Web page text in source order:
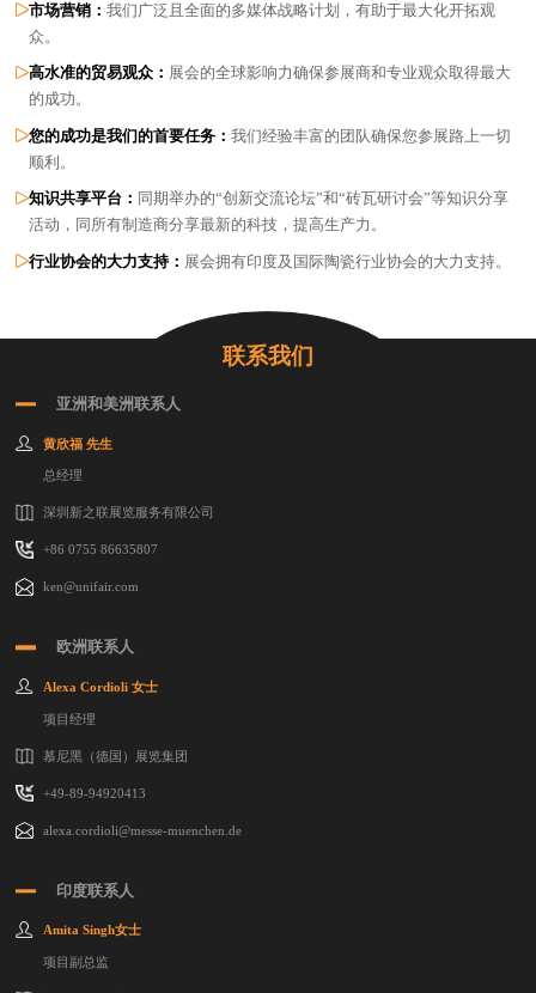
市场营销： 我们广泛且全面的多媒体战略计划，有助于最大化开拓观
众。
高水准的贸易观众： 展会的全球影响力确保参展商和专业观众取得最大
的成功。
您的成功是我们的首要任务： 我们经验丰富的团队确保您参展路上一切
顺利。
知识共享平台： 同期举办的“创新交流论坛”和“砖瓦研讨会”等知识分享
活动，同所有制造商分享最新的科技，提高生产力。
行业协会的大力支持： 展会拥有印度及国际陶瓷行业协会的大力支持。
联系我们
亚洲和美洲联系人
黄欣福 先生
总经理
深圳新之联展览服务有限公司
+86 0755 86635807
ken@unifair.com
欧洲联系人
Alexa Cordioli 女士
项目经理
慕尼黑（德国）展览集团
+49-89-94920413
alexa.cordioli@messe-muenchen.de
印度联系人
Amita Singh女士
项目副总监